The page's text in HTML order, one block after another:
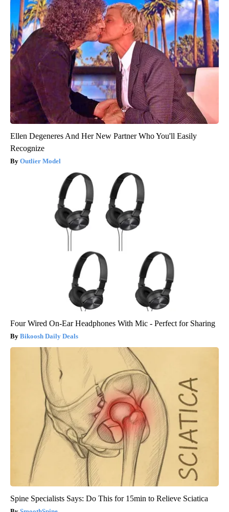
Ellen Degeneres And Her New Partner Who You'll Easily
Recognize
Outlier Model
Four Wired On-Ear Headphones With Mic - Perfect for Sharing
Bikoosh Daily Deals
Spine Specialists Says: Do This for 15min to Relieve Sciatica